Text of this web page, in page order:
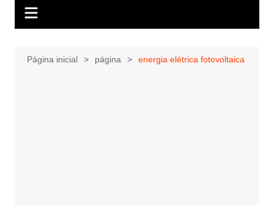
Página inicial página energia elétrica fotovoltaica